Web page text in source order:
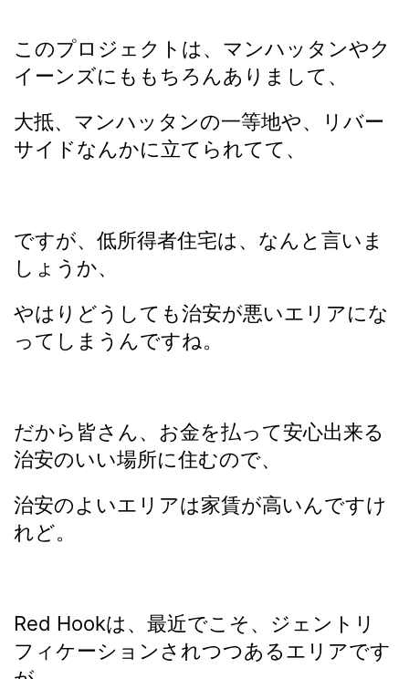
このプロジェクトは、マンハッタンやク
イーンズにももちろんありまして、
大抵、マンハッタンの一等地や、リバー
サイドなんかに立てられてて、
ですが、低所得者住宅は、なんと言いま
しょうか、
やはりどうしても治安が悪いエリアにな
ってしまうんですね。
だから皆さん、お金を払って安心出来る
治安のいい場所に住むので、
治安のよいエリアは家賃が高いんですけ
れど。
Red Hookは、最近でこそ、ジェントリ
フィケーションされつつあるエリアです